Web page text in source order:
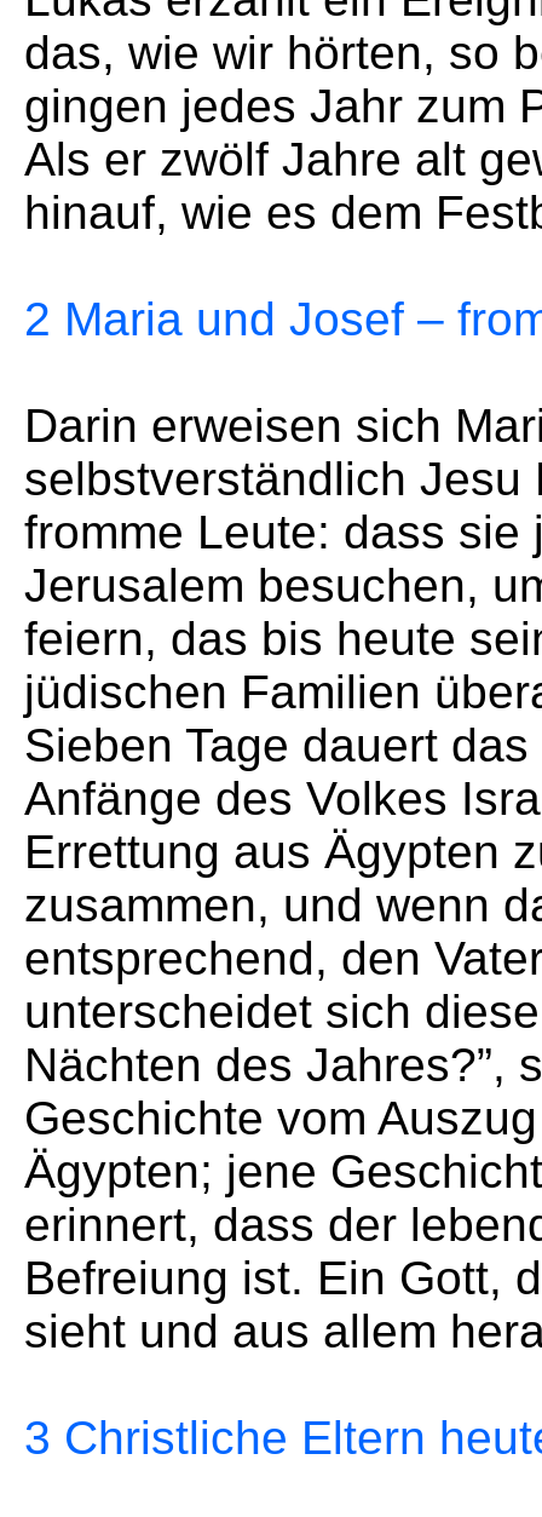
das, wie wir hörten, so
gingen jedes Jahr zum
Als er zwölf Jahre alt
hinauf, wie es dem
2 Maria und Josef –
Darin erweisen sich
selbstverständlich Jesu
fromme Leute: dass
Jerusalem besuchen,
feiern, das bis heute
jüdischen Familien
Sieben Tage dauert
Anfänge des Volkes
Errettung aus Ägypten
zusammen, und wenn
entsprechend, den
unterscheidet sich
Nächten des Jahres?”,
Geschichte vom
Ägypten; jene
erinnert, dass der
Befreiung ist. Ein Gott,
sieht und aus allem
3 Christliche Eltern